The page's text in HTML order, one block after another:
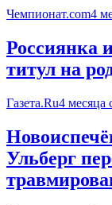
Чемпионат.com4
Россиянка
титул на
Газета.Ru4 месяца
Ульберг